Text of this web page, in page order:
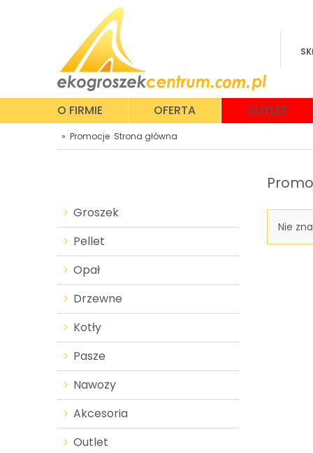
O FIRMIE OFERTA OUTLET
» Promocje Strona główna
Groszek
Pellet
Opał
Drzewne
Kotły
Pasze
Nawozy
Akcesoria
Outlet
Nie